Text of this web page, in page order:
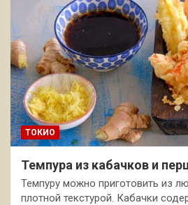
ТОКИО
Темпура из кабачков и
Темпуру можно приготовить из
плотной текстурой. Кабачки